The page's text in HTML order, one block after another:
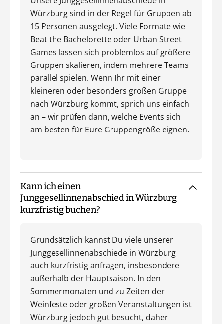
Würzburg sind in der Regel für Gruppen ab
15 Personen ausgelegt. Viele Formate wie
Beat the Bachelorette oder Urban Street
Games lassen sich problemlos auf größere
Gruppen skalieren, indem mehrere Teams
parallel spielen. Wenn Ihr mit einer
kleineren oder besonders großen Gruppe
nach Würzburg kommt, sprich uns einfach
an – wir prüfen dann, welche Events sich
am besten für Eure Gruppengröße eignen.
Kann ich einen
Junggesellinnenabschied in Würzburg
kurzfristig buchen?
Grundsätzlich kannst Du viele unserer
Junggesellinnenabschiede in Würzburg
auch kurzfristig anfragen, insbesondere
außerhalb der Hauptsaison. In den
Sommermonaten und zu Zeiten der
Weinfeste oder großen Veranstaltungen ist
Würzburg jedoch gut besucht, daher